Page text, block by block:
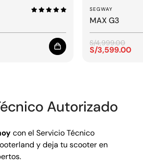
SEGWAY
MAX G3
Precio
S/3,599.00
Precio
S/4,999.00
Autorizado
con el Servicio Técnico
y deja tu scooter en